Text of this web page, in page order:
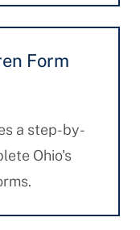
Form
a step-by-
Ohio's